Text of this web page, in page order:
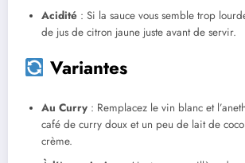
Acidité : Si la sauce vous semble trop
de jus de citron jaune juste avant de servir.
Variantes
Au Curry : Remplacez le vin blanc et
café de curry doux et un peu de lait de
crème.